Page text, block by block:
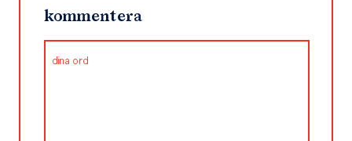
kommentera